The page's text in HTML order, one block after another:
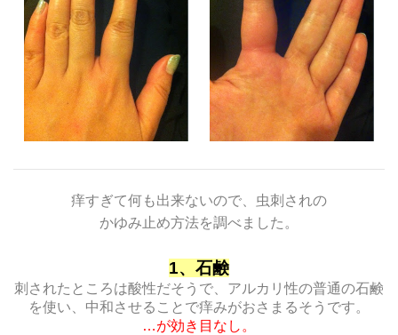
痒すぎて何も出来ないので、虫刺されの
かゆみ止め方法を調べました。
1、石鹸
刺されたところは酸性だそうで、アルカリ性の普通の石鹸
を使い、中和させることで痒みがおさまるそうです。
…が効き目なし。